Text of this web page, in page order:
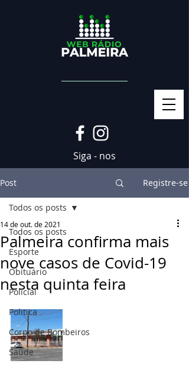
Siga - nos
Post Registre-se
Todos os posts
Esporte
Obituário
Policial
Politica
Corpo de Bombeiros
Saúde
Todos os posts
Palmeira confirma mais
nove casos de Covid-19
nesta quinta feira
14 de out. de 2021